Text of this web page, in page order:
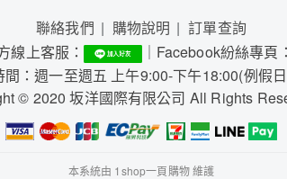
聯絡我們 購物說明
訂單查詢
線上客服：
｜Facebook紛絲專頁：
間：週一至週五 上午9:00-下午18:00(例假
© 2020 坂洋國際有限公司 All Rights
本系統由 1shop一頁購物維護